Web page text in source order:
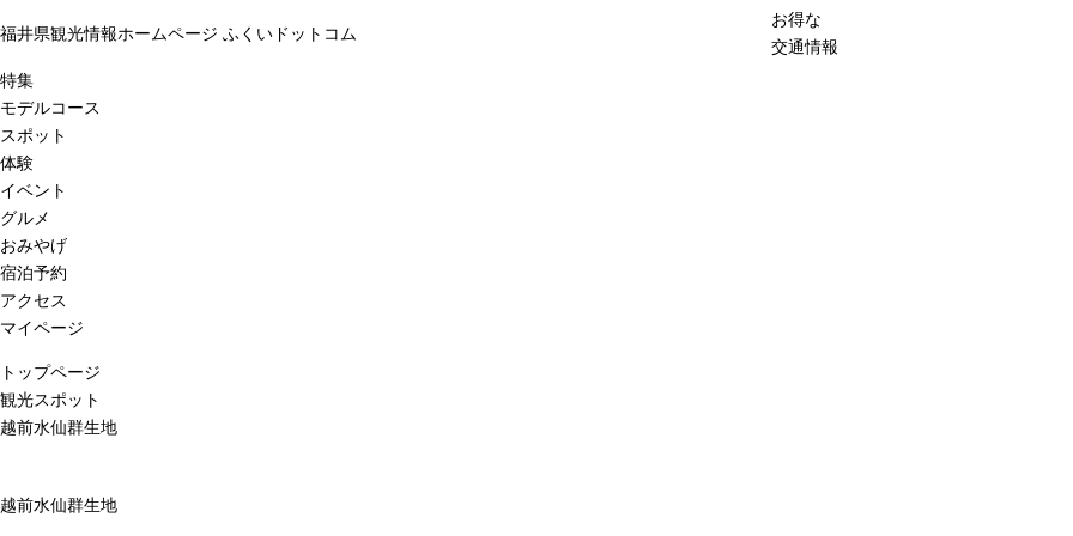
福井県観光情報ホームページ ふくいドットコム
お得な
交通情報
特集
モデルコース
スポット
体験
イベント
グルメ
おみやげ
宿泊予約
アクセス
マイページ
トップページ
観光スポット
越前水仙群生地
越前水仙群生地